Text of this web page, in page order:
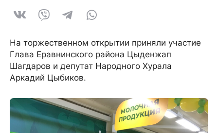
На торжественном открытии приняли участие
Глава Еравнинского района Цыденжап
Шагдаров и депутат Народного Хурала
Аркадий Цыбиков.